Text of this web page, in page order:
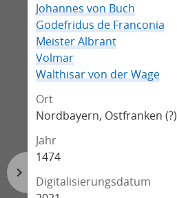
Johannes von Buch
Godefridus de Franconia
Meister Albrant
Volmar
Walthisar von der Wage
Ort
Nordbayern, Ostfranken (?)
Jahr
1474
Digitalisierungsdatum